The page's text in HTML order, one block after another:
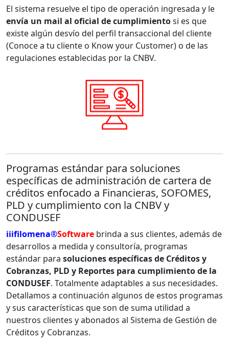
El sistema resuelve el tipo de operación ingresada y le
envía un mail al oficial de cumplimientosi es que
existe algún desvío del perfil transaccional del cliente
(Conoce a tu cliente o Know your Customer) o de las
regulaciones establecidas por la CNBV.
Programas estándar para soluciones
específicas de administración de cartera de
créditos enfocado a Financieras, SOFOMES,
PLD y cumplimiento con la CNBV y
CONDUSEF
iiifilomena®Software brinda a sus clientes, además de
desarrollos a medida y consultoría, programas
estándar para soluciones específicas de Créditos y
Cobranzas, PLD y Reportes para cumplimiento de la
CONDUSEF. Totalmente adaptables a sus necesidades.
Detallamos a continuación algunos de estos programas
y sus características que son de suma utilidad a
nuestros clientes y abonados al Sistema de Gestión de
Créditos y Cobranzas.